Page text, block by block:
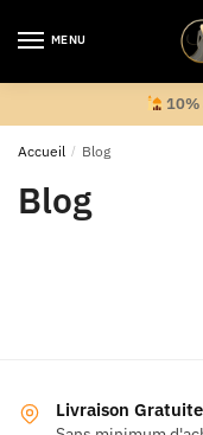
MENU
10%
Accueil / Blog
Blog
Livraison Gratuite